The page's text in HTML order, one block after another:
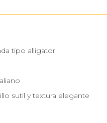
tipo alligator
sutil y textura elegante